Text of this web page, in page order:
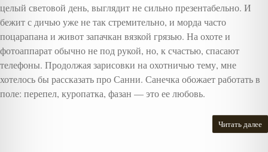
целый световой день, выглядит не сильно презентабельно. И
бежит с дичью уже не так стремительно, и морда часто
поцарапана и живот запачкан вязкой грязью. На охоте и
фотоаппарат обычно не под рукой, но, к счастью, спасают
телефоны. Продолжая зарисовки на охотничью тему, мне
хотелось бы рассказать про Санни. Санечка обожает работать в
поле: перепел, куропатка, фазан — это ее любовь.
Читать далее